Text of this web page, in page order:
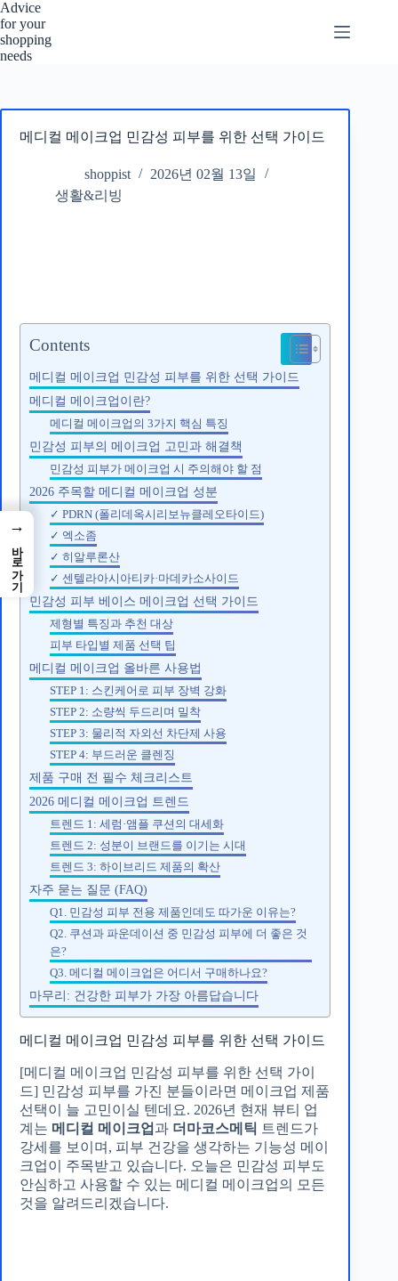
본
문
으
로
Advice
for your
shopping
needs
메디컬 메이크업 민감성 피부를 위한 선택 가이드
shoppist
2026년 02월 13일
생활&리빙
Contents
메디컬 메이크업 민감성 피부를 위한 선택 가이드
메디컬 메이크업이란?
메디컬 메이크업의 3가지 핵심 특징
민감성 피부의 메이크업 고민과 해결책
민감성 피부가 메이크업 시 주의해야 할 점
2026 주목할 메디컬 메이크업 성분
✓ PDRN (폴리데옥시리보뉴클레오타이드)
✓ 엑소좀
✓ 히알루론산
✓ 센텔라아시아티카·마데카소사이드
민감성 피부 베이스 메이크업 선택 가이드
제형별 특징과 추천 대상
피부 타입별 제품 선택 팁
메디컬 메이크업 올바른 사용법
STEP 1: 스킨케어로 피부 장벽 강화
STEP 2: 소량씩 두드리며 밀착
STEP 3: 물리적 자외선 차단제 사용
STEP 4: 부드러운 클렌징
제품 구매 전 필수 체크리스트
2026 메디컬 메이크업 트렌드
트렌드 1: 세럼·앰플 쿠션의 대세화
트렌드 2: 성분이 브랜드를 이기는 시대
트렌드 3: 하이브리드 제품의 확산
자주 묻는 질문 (FAQ)
Q1. 민감성 피부 전용 제품인데도 따가운 이유는?
Q2. 쿠션과 파운데이션 중 민감성 피부에 더 좋은 것
은?
Q3. 메디컬 메이크업은 어디서 구매하나요?
마무리: 건강한 피부가 가장 아름답습니다
메디컬 메이크업 민감성 피부를 위한 선택 가이드
[메디컬 메이크업 민감성 피부를 위한 선택 가이
드] 민감성 피부를 가진 분들이라면 메이크업 제품
선택이 늘 고민이실 텐데요. 2026년 현재 뷰티 업
계는 메디컬 메이크업 과 더마코스메틱 트렌드가
강세를 보이며, 피부 건강을 생각하는 기능성 메이
크업이 주목받고 있습니다. 오늘은 민감성 피부도
안심하고 사용할 수 있는 메디컬 메이크업의 모든
것을 알려드리겠습니다.
→
바로가기